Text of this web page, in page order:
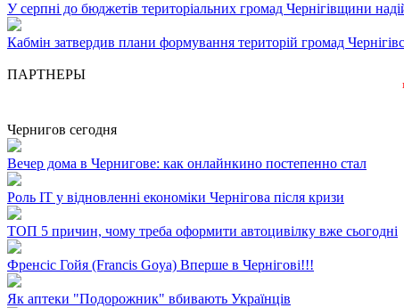
У серпні до бюджетів територіальних громад Чернігівщини
Кабмін затвердив плани формування територій громад
ПАРТНЕРЫ
Чернигов сегодня
Вечер дома в Чернигове: как онлайнкино постепенно стал
Роль ІТ у відновленні економіки Чернігова після кризи
ТОП 5 причин, чому треба оформити автоцивілку вже сьогодні
Френсіс Гойя (Francis Goya) Вперше в Чернігові!!!
Як аптеки "Подорожник" вбивають Українців